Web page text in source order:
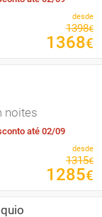
desde
1398€
1368€
noites
até 02/09
desde
1315€
1285€